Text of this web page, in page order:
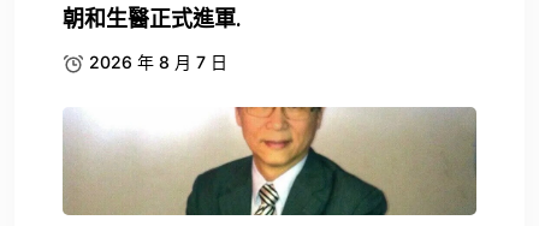
朝和生醫正式進軍.
2026 年 8 月 7 日